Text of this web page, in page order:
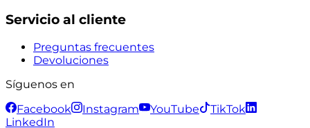
Servicio al cliente
Preguntas frecuentes
Devoluciones
Síguenos en
Facebook
Instagram YouTube
TikTok
LinkedIn